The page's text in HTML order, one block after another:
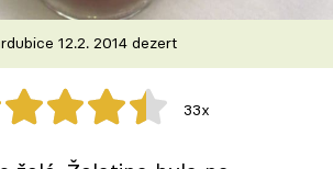
12.2. 2014 dezert
33x